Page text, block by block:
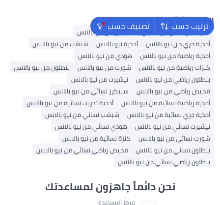
ترتيب حسب تصنيف حسب البحث الشائع
أحذية تدريب من نيو بالانس
سنيكرز من نيو بالانس
أحذية جري من نيو بالانس
أحذية نيو بالانس
شبشب من نيو بالانس
أحذية رياضية من نيو بالانس
هودي من نيو بالانس
كنزات رياضية من نيو بالانس
شورت من نيو بالانس
بنطلون من نيو بالانس
بنطلون رياضي من نيو بالانس
تيشيرت من نيو بالانس
قميص رياضي من نيو بالانس
سنيكرز نسائي من نيو بالانس
أحذية رياضية نسائية من نيو بالانس
أحذية تدريب نسائية من نيو بالانس
أحذية جري نسائية من نيو بالانس
شبشب نسائي من نيو بالانس
تيشيرت نسائي من نيو بالانس
هودي نسائي من نيو بالانس
شورت نسائي من نيو بالانس
كنزة نسائية من نيو بالانس
بنطلون نسائي من نيو بالانس
قميص رياضي نسائي من نيو بالانس
بنطلون رياضي نسائي من نيو بالانس
نحن دائماً جاهزون لمساعدتك
مركز المساعدة